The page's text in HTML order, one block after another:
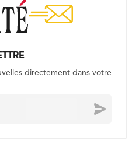
directement dans votre
Envoyer